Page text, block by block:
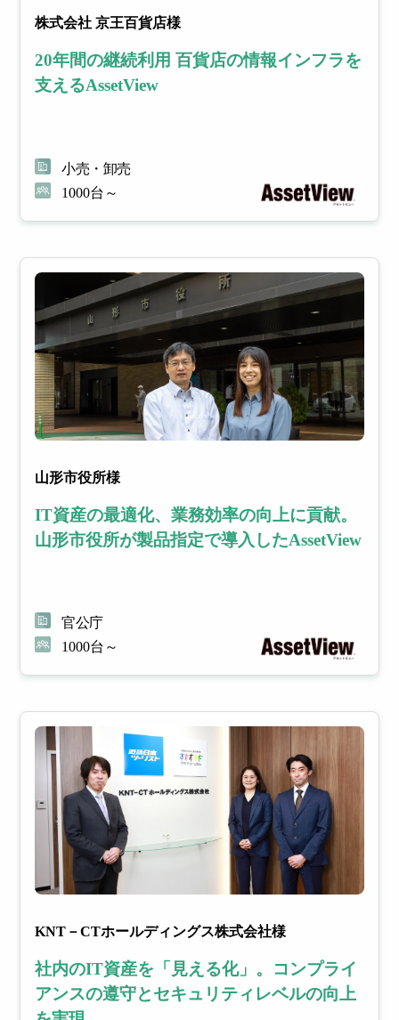
株式会社 京王百貨店様
20年間の継続利用 百貨店の情報インフラを
支えるAssetView
小売・卸売
1000台～
山形市役所様
IT資産の最適化、業務効率の向上に貢献。
山形市役所が製品指定で導入したAssetView
官公庁
1000台～
KNT－CTホールディングス株式会社様
社内のIT資産を「見える化」。コンプライ
アンスの遵守とセキュリティレベルの向上